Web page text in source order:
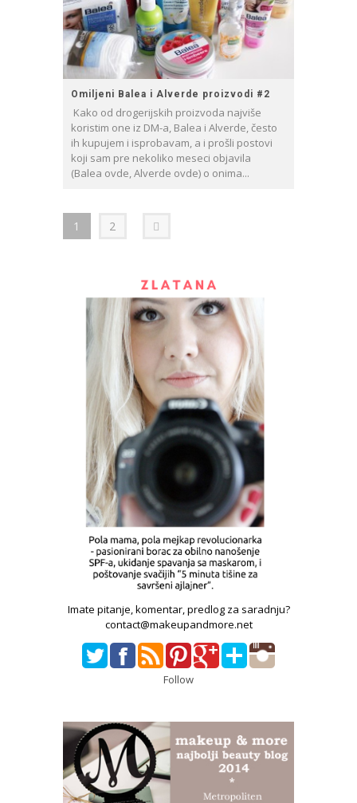
Omiljeni Balea i Alverde proizvodi #2
Kako od drogerijskih proizvoda najviše
koristim one iz DM-a, Balea i Alverde, često
ih kupujem i isprobavam, a i prošli postovi
koji sam pre nekoliko meseci objavila
(Balea ovde, Alverde ovde) o onima...
1 2
Imate pitanje, komentar, predlog za saradnju?
contact@makeupandmore.net
Follow